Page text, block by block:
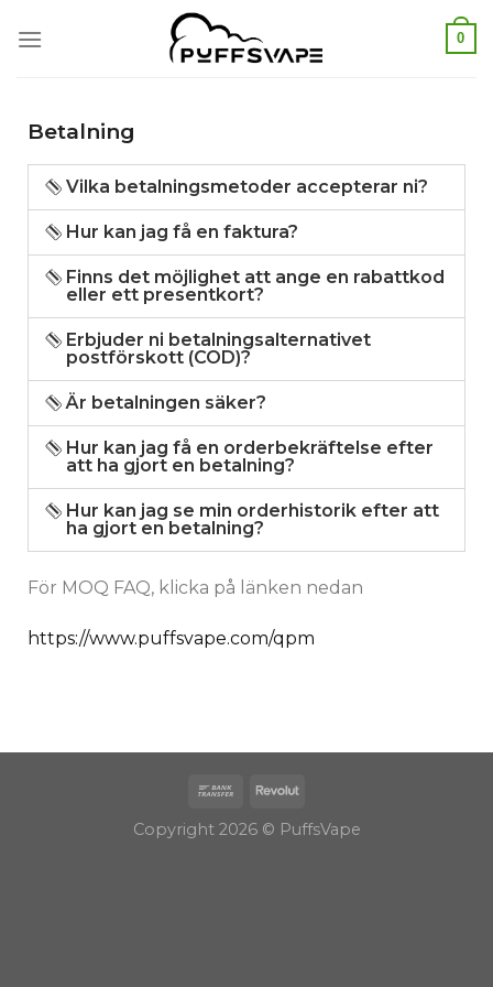
0
Betalning
Vilka betalningsmetoder accepterar ni?
Hur kan jag få en faktura?
Finns det möjlighet att ange en rabattkod
eller ett presentkort?
Erbjuder ni betalningsalternativet
postförskott (COD)?
Är betalningen säker?
Hur kan jag få en orderbekräftelse efter
att ha gjort en betalning?
Hur kan jag se min orderhistorik efter att
ha gjort en betalning?
För MOQ FAQ, klicka på länken nedan
https://www.puffsvape.com/qpm
Copyright 2026 © PuffsVape